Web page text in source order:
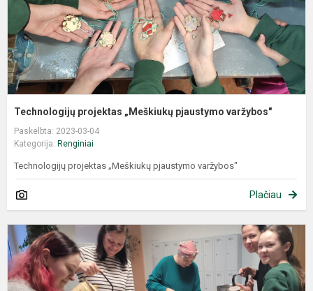
Technologijų projektas „Meškiukų pjaustymo varžybos"
Paskelbta: 2023-03-04
Kategorija: Renginiai
Technologijų projektas „Meškiukų pjaustymo varžybos"
Plačiau